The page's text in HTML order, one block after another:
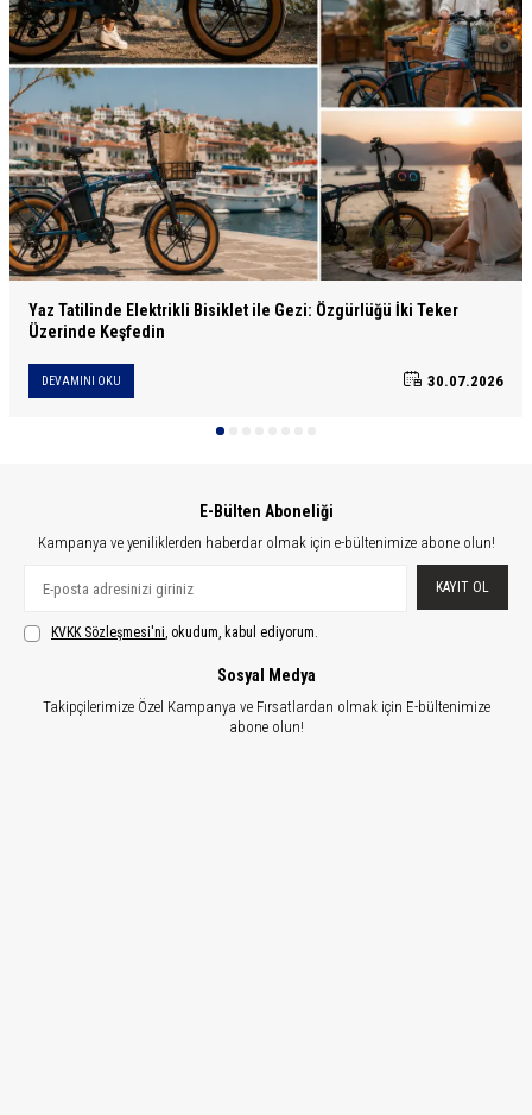
Yaz Tatilinde Elektrikli Bisiklet ile Gezi: Özgürlüğü İki Teker
Üzerinde Keşfedin
DEVAMINI OKU 30.07.2026
E-Bülten Aboneliği
Kampanya ve yeniliklerden haberdar olmak için e-bültenimize abone olun!
KAYIT OL
KVKK Sözleşmesi'ni, okudum, kabul ediyorum.
Sosyal Medya
Takipçilerimize Özel Kampanya ve Fırsatlardan olmak için E-bültenimize
abone olun!